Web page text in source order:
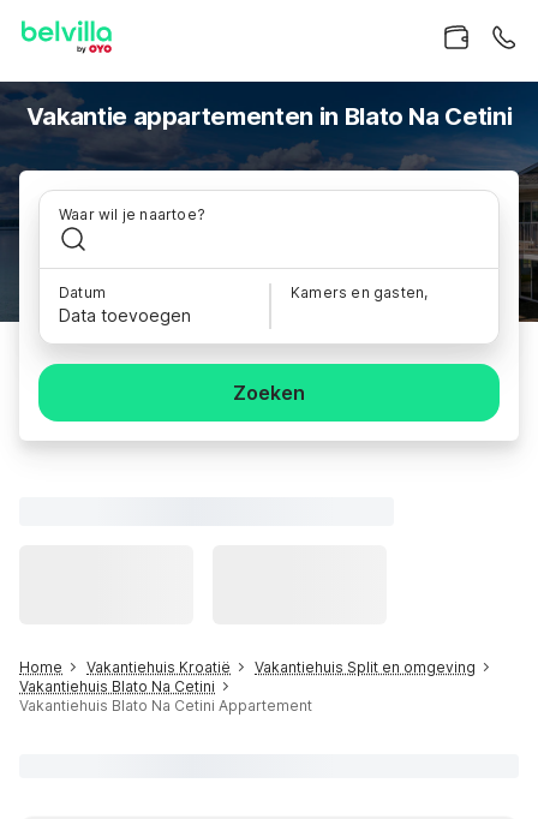
Vakantie appartementen in Blato Na Cetini
Waar wil je naartoe?
Datum
Data toevoegen
Kamers en gasten,
Zoeken
Home Vakantiehuis Kroatië
Vakantiehuis Split en omgeving
Vakantiehuis Blato Na Cetini
Vakantiehuis Blato Na Cetini Appartement